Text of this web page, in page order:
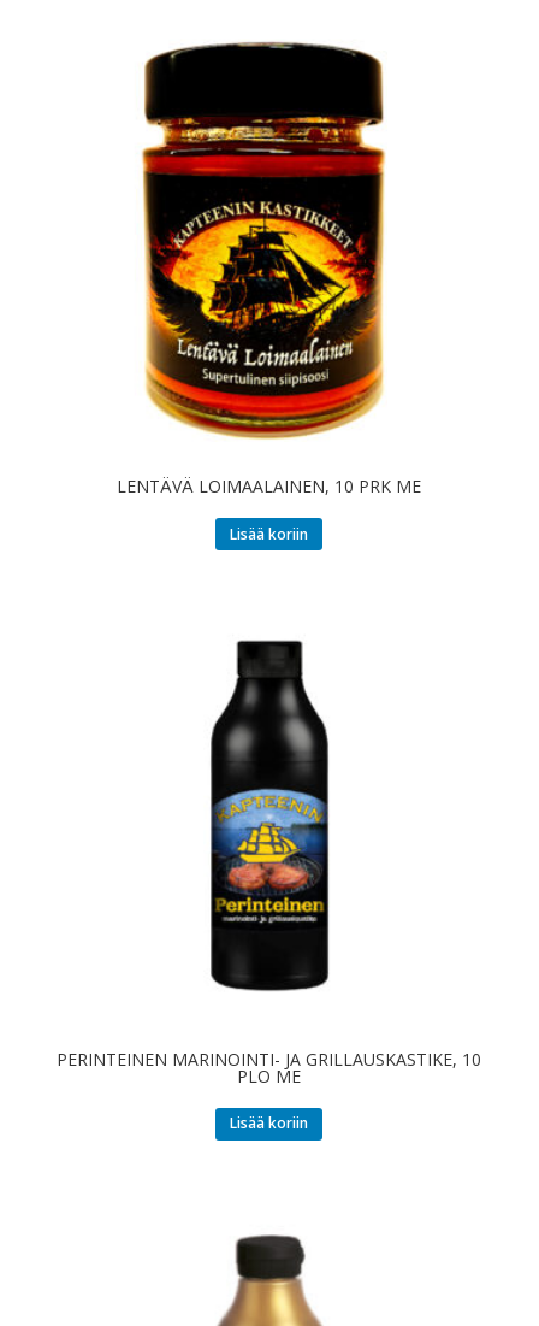
LENTÄVÄ LOIMAALAINEN, 10 PRK ME
Lisää koriin
PERINTEINEN MARINOINTI- JA GRILLAUSKASTIKE, 10
PLO ME
Lisää koriin